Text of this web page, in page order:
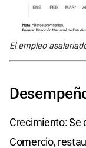
El empleo
Crecimiento: Se
Comercio,